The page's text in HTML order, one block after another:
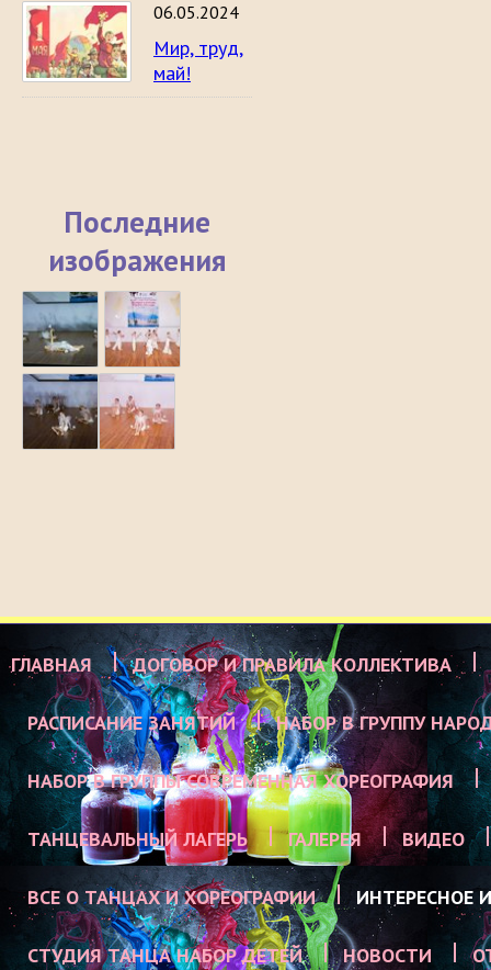
06.05.2024
Мир, труд,
май!
Последние
изображения
ГЛАВНАЯ ДОГОВОР И ПРАВИЛА КОЛЛЕКТИВА
РАСПИСАНИЕ ЗАНЯТИЙ НАБОР В ГРУППУ
НАБОР В ГРУППЫ СОВРЕМЕННАЯ ХОРЕОГРАФИЯ
ТАНЦЕВАЛЬНЫЙ ЛАГЕРЬ ГАЛЕРЕЯ ВИДЕО
ВСЕ О ТАНЦАХ И ХОРЕОГРАФИИ ИНТЕРЕСНОЕ
СТУДИЯ ТАНЦА НАБОР ДЕТЕЙ НОВОСТИ